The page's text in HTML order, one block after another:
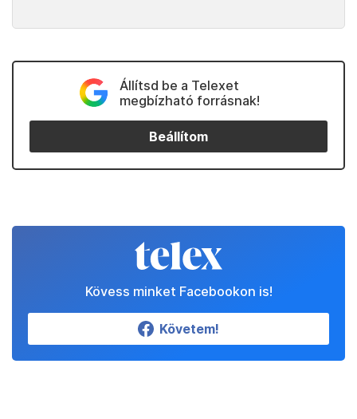
Állítsd be a Telexet
megbízható forrásnak!
Beállítom
Kövess minket Facebookon is!
Követem!